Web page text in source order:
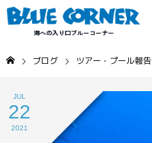
ブログ ツアー・プール報告
JUL
22
2021